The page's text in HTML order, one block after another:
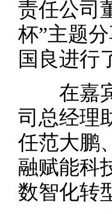
责任公司
杯”主题
国良进行
在嘉宾
司总经理
任范大鹏
融赋能科
数智化转